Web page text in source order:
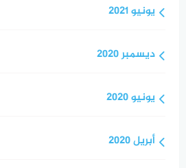
يونيو 2021
ديسمبر 2020
يونيو 2020
أبريل 2020